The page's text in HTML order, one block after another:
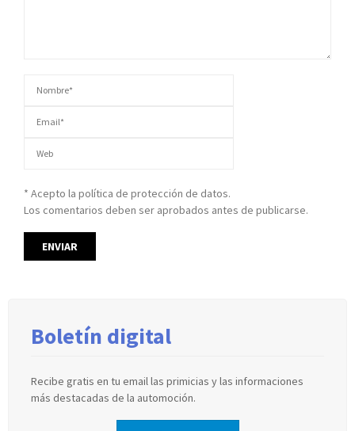
* Acepto la política de protección de datos.
Los comentarios deben ser aprobados antes de publicarse.
Boletín digital
Recibe gratis en tu email las primicias y las informaciones
más destacadas de la automoción.